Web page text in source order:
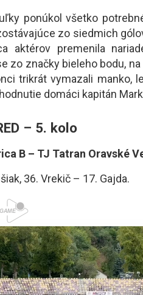
ponúkol všetko
zo siedmich
aktérov premenila
zo značky bieleho bodu,
trikrát vymazali manko,
domáci kapitán
– 5. kolo
B – TJ Tatran Oravské
36. Vrekič – 17. Gajda.